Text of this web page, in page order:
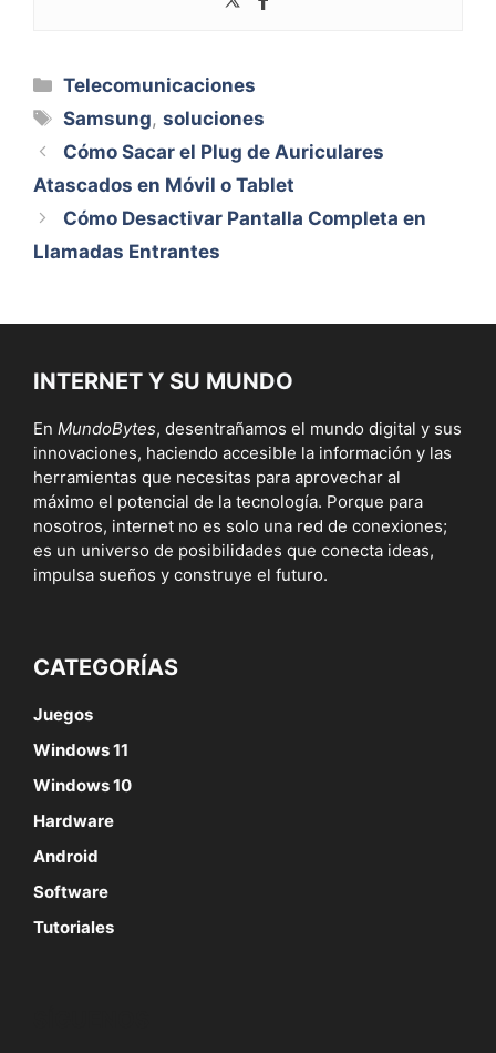
Categorías
Telecomunicaciones
Etiquetas
Samsung,soluciones
Cómo Sacar el Plug de Auriculares
Atascados en Móvil o Tablet
Cómo Desactivar Pantalla Completa en
Llamadas Entrantes
INTERNET Y SU MUNDO
En MundoBytes, desentrañamos el mundo digital y sus
innovaciones, haciendo accesible la información y las
herramientas que necesitas para aprovechar al
máximo el potencial de la tecnología. Porque para
nosotros, internet no es solo una red de conexiones;
es un universo de posibilidades que conecta ideas,
impulsa sueños y construye el futuro.
CATEGORÍAS
Juegos
Windows 11
Windows 10
Hardware
Android
Software
Tutoriales